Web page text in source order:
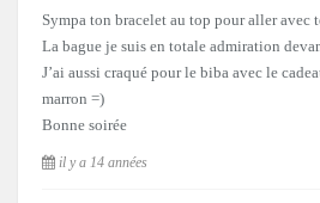
Sympa ton bracelet au top pour aller avec
La bague je suis en totale admiration
J’ai aussi craqué pour le biba avec le
marron =)
Bonne soirée
il y a 14 années